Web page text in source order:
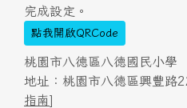
完成設定。
點我開啟QRCode
桃園市八德區八德國民小學
地址：桃園市八德區興豐路
指南]